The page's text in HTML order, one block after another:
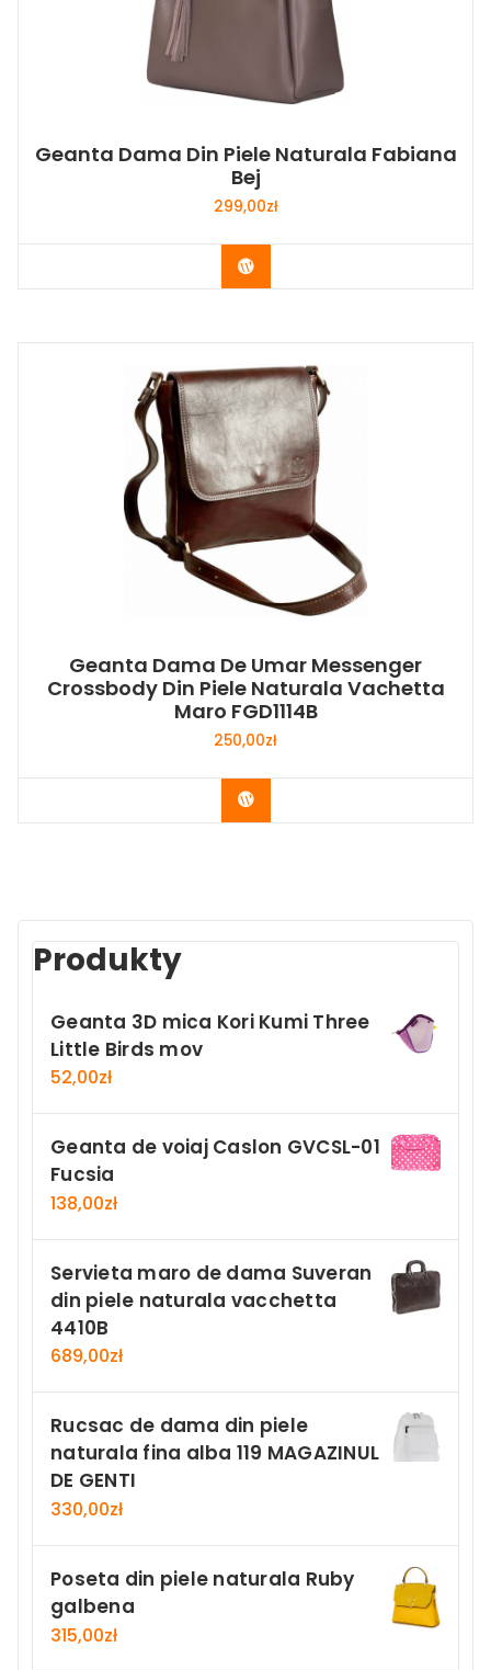
Geanta Dama Din Piele Naturala Fabiana
Bej
299,00zł
Buy Now
Geanta Dama De Umar Messenger
Crossbody Din Piele Naturala Vachetta
Maro FGD1114B
250,00zł
Buy Now
Produkty
Geanta 3D mica Kori Kumi Three
Little Birds mov
52,00zł
Geanta de voiaj Caslon GVCSL-01
Fucsia
138,00zł
Servieta maro de dama Suveran
din piele naturala vacchetta
4410B
689,00zł
Rucsac de dama din piele
naturala fina alba 119 MAGAZINUL
DE GENTI
330,00zł
Poseta din piele naturala Ruby
galbena
315,00zł